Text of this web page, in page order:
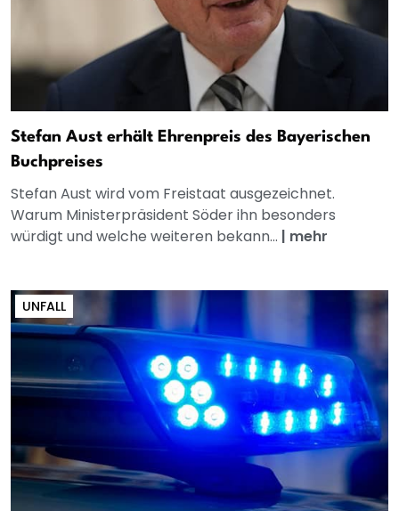
Stefan Aust erhält Ehrenpreis des Bayerischen
Buchpreises
Stefan Aust wird vom Freistaat ausgezeichnet.
Warum Ministerpräsident Söder ihn besonders
würdigt und welche weiteren bekann... | mehr
UNFALL